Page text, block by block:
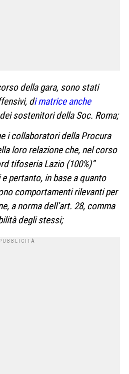
della gara, sono stati
di matrice anche
sostenitori della Soc. Roma;
i collaboratori della Procura
loro relazione che, nel corso
tifoseria Lazio (100%)”
pertanto, in base a quanto
comportamenti rilevanti per
a norma dell’art. 28, comma
degli stessi;